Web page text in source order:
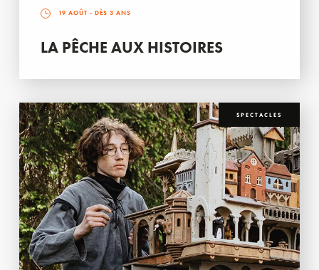
19 AOÛT - DÈS 3 ANS
LA PÊCHE AUX HISTOIRES
SPECTACLES